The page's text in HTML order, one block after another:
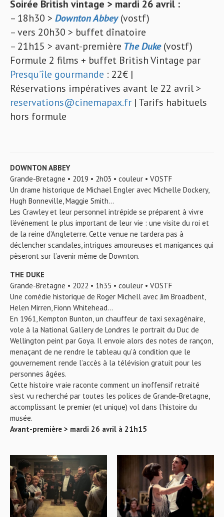
Soirée British vintage > mardi 26 avril :
– 18h30 > Downton Abbey(vostf)
– vers 20h30 > buffet dînatoire
– 21h15 > avant-première The Duke(vostf)
Formule 2 films + buffet British Vintage par
Presqu’île gourmande : 22€ |
Réservations impératives avant le 22 avril >
reservations@cinemapax.fr | Tarifs habituels
hors formule
DOWNTON ABBEY
Grande-Bretagne • 2019 • 2h03 • couleur • VOSTF
Un drame historique de Michael Engler avec Michelle Dockery,
Hugh Bonneville, Maggie Smith…
Les Crawley et leur personnel intrépide se préparent à vivre
l’événement le plus important de leur vie : une visite du roi et
de la reine d’Angleterre. Cette venue ne tardera pas à
déclencher scandales, intrigues amoureuses et manigances qui
pèseront sur l’avenir même de Downton.
THE DUKE
Grande-Bretagne • 2022 • 1h35 • couleur • VOSTF
Une comédie historique de Roger Michell avec Jim Broadbent,
Helen Mirren, Fionn Whitehead…
En 1961, Kempton Bunton, un chauffeur de taxi sexagénaire,
vole à la National Gallery de Londres le portrait du Duc de
Wellington peint par Goya. Il envoie alors des notes de rançon,
menaçant de ne rendre le tableau qu’à condition que le
gouvernement rende l’accès à la télévision gratuit pour les
personnes âgées.
Cette histoire vraie raconte comment un inoffensif retraité
s’est vu recherché par toutes les polices de Grande-Bretagne,
accomplissant le premier (et unique) vol dans l’histoire du
musée.
Avant-première > mardi 26 avril à 21h15